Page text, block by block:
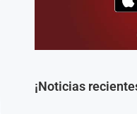
¡Noticias